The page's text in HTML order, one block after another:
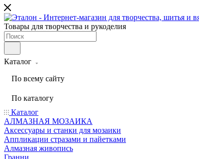
Товары для творчества и рукоделия
Каталог
По всему сайту
По каталогу
Каталог
АЛМАЗНАЯ МОЗАИКА
Аксессуары и станки для мозаики
Аппликации стразами и пайетками
Алмазная живопись
Гранни